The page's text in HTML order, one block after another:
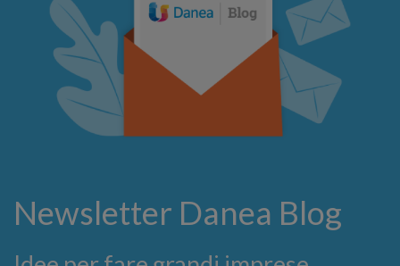
Newsletter Danea Blog